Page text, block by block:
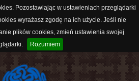
Pozostawiając w ustawieniach przeglądarki
wyrażasz zgodę na ich użycie. Jeśli nie
plików cookies, zmień ustawienia swojej
Rozumiem